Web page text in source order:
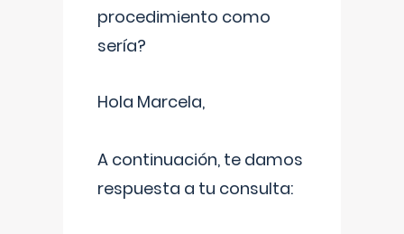
procedimiento como
sería?
Hola Marcela,
A continuación, te damos
respuesta a tu consulta: